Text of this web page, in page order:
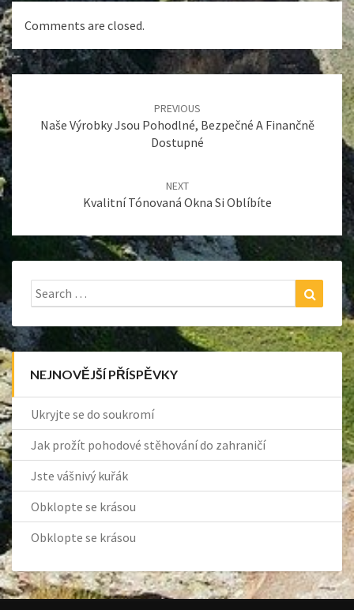
Comments are closed.
Post
navigation
PREVIOUS
Naše Výrobky Jsou Pohodlné, Bezpečné A Finančně
Dostupné
NEXT
Kvalitní Tónovaná Okna Si Oblíbíte
Search
for:
Search
NEJNOVĚJŠÍ PŘÍSPĚVKY
Ukryjte se do soukromí
Jak prožít pohodové stěhování do zahraničí
Jste vášnivý kuřák
Obklopte se krásou
Obklopte se krásou